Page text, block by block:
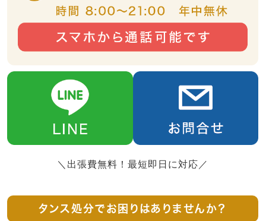
＼出張費無料！最短即日に対応／
タンス処分でお困りはありませんか？